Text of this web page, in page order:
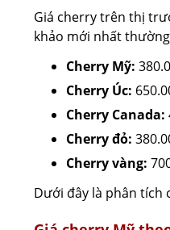
Giá cherry trên thị
khảo mới nhất
Cherry Mỹ:
Cherry Úc:
Cherry Canada:
Cherry đỏ:
Cherry vàng:
Dưới đây là phân